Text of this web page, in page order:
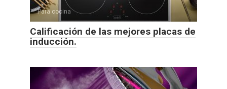
Para cocina
Calificación de las mejores placas de
inducción.